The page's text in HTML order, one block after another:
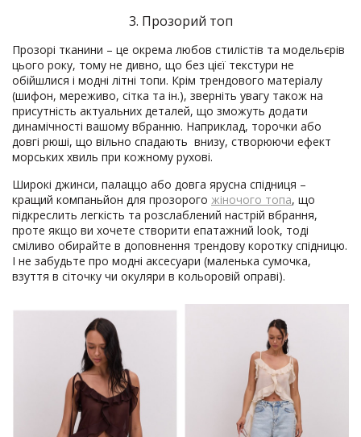
3. Прозорий топ
Прозорі тканини – це окрема любов стилістів та модельєрів
цього року, тому не дивно, що без цієї текстури не
обійшлися і модні літні топи. Крім трендового матеріалу
(шифон, мереживо, сітка та ін.), зверніть увагу також на
присутність актуальних деталей, що зможуть додати
динамічності вашому вбранню. Наприклад, торочки або
довгі рюші, що вільно спадають внизу, створюючи ефект
морських хвиль при кожному рухові.
Широкі джинси, палаццо або довга ярусна спідниця –
кращий компаньйон для прозорого жіночого топа, що
підкреслить легкість та розслаблений настрій вбрання,
проте якщо ви хочете створити епатажний look, тоді
сміливо обирайте в доповнення трендову коротку спідницю.
І не забудьте про модні аксесуари (маленька сумочка,
взуття в сіточку чи окуляри в кольоровій оправі).